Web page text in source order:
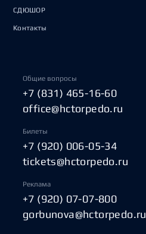
СДЮШОР
Контакты
Общие вопросы
+7 (831) 465-16-60
office@hctorpedo.ru
Билеты
+7 (920) 006-05-34
tickets@hctorpedo.ru
Реклама
+7 (920) 07-07-800
gorbunova@hctorpedo.ru